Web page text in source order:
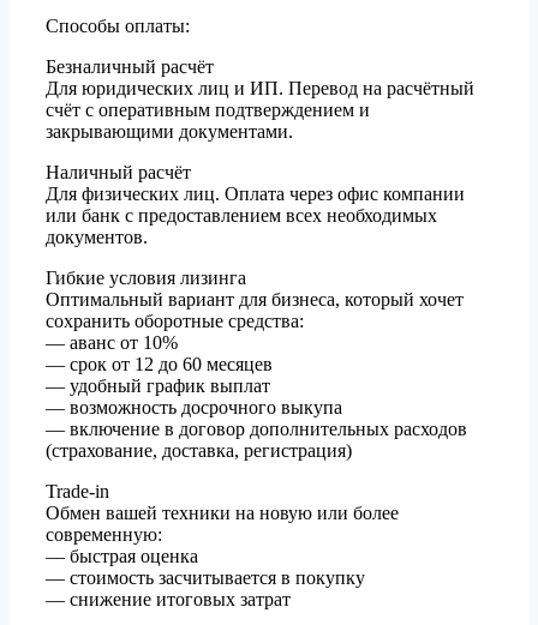
Способы оплаты:
Безналичный расчёт
Для юридических лиц и ИП. Перевод на расчётный
счёт с оперативным подтверждением и
закрывающими документами.
Наличный расчёт
Для физических лиц. Оплата через офис компании
или банк с предоставлением всех необходимых
документов.
Гибкие условия лизинга
Оптимальный вариант для бизнеса, который хочет
сохранить оборотные средства:
— аванс от 10%
— срок от 12 до 60 месяцев
— удобный график выплат
— возможность досрочного выкупа
— включение в договор дополнительных расходов
(страхование, доставка, регистрация)
Trade-in
Обмен вашей техники на новую или более
современную:
— быстрая оценка
— стоимость засчитывается в покупку
— снижение итоговых затрат